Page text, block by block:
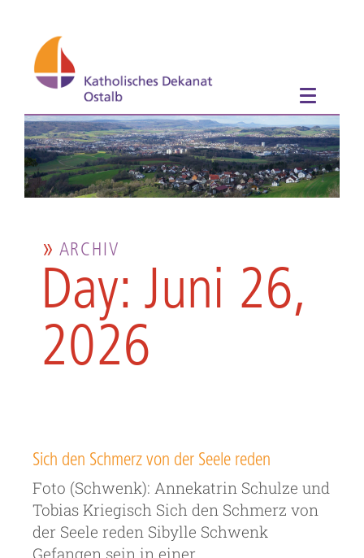
ARCHIV
Day: Juni 26,
2026
Sich den Schmerz von der Seele reden
Foto (Schwenk): Annekatrin Schulze und
Tobias Kriegisch Sich den Schmerz von
der Seele reden Sibylle Schwenk
Gefangen sein in einer…